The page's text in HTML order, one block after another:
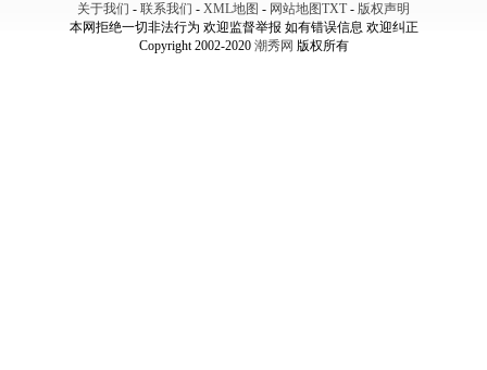
关于我们 - 联系我们 - XML地图 - 网站地图TXT- 版权声明
本网拒绝一切非法行为 欢迎监督举报 如有错误信息 欢迎纠正
Copyright 2002-2020 潮秀网 版权所有